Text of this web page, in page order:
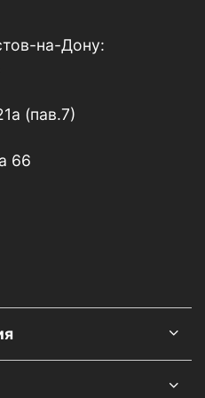
При попадании в глаза
– промыть большим
технику
перчатки и защитные
на-Дону:
(пав.7)
66